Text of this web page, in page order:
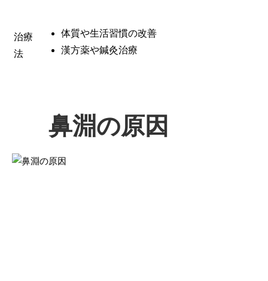
治療
法
体質や生活習慣の改善
漢方薬や鍼灸治療
鼻淵の原因